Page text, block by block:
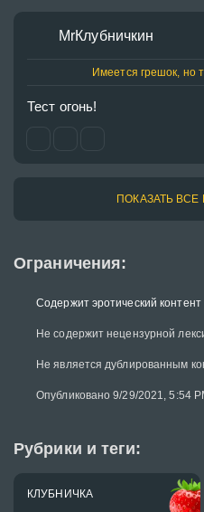
Ограничения:
Содержит эротический контент
Не содержит нецензурной
Не является дублированным
Опубликовано 9/29/2021, 5:54
Рубрики и теги:
КЛУБНИЧКА
MrКлубничкин
Имеется грешок, но
Тест огонь!
ПОКАЗАТЬ